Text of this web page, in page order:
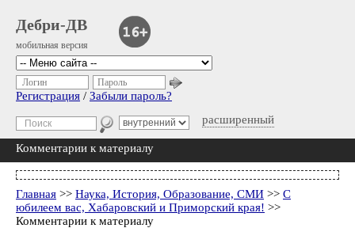
Дебри-ДВ
мобильная версия
расширенный
Логин Пароль
Регистрация / Забыли пароль?
Комментарии к материалу
Главная >> Наука, История, Образование, СМИ >> С
юбилеем вас, Хабаровский и Приморский края! >>
Комментарии к материалу